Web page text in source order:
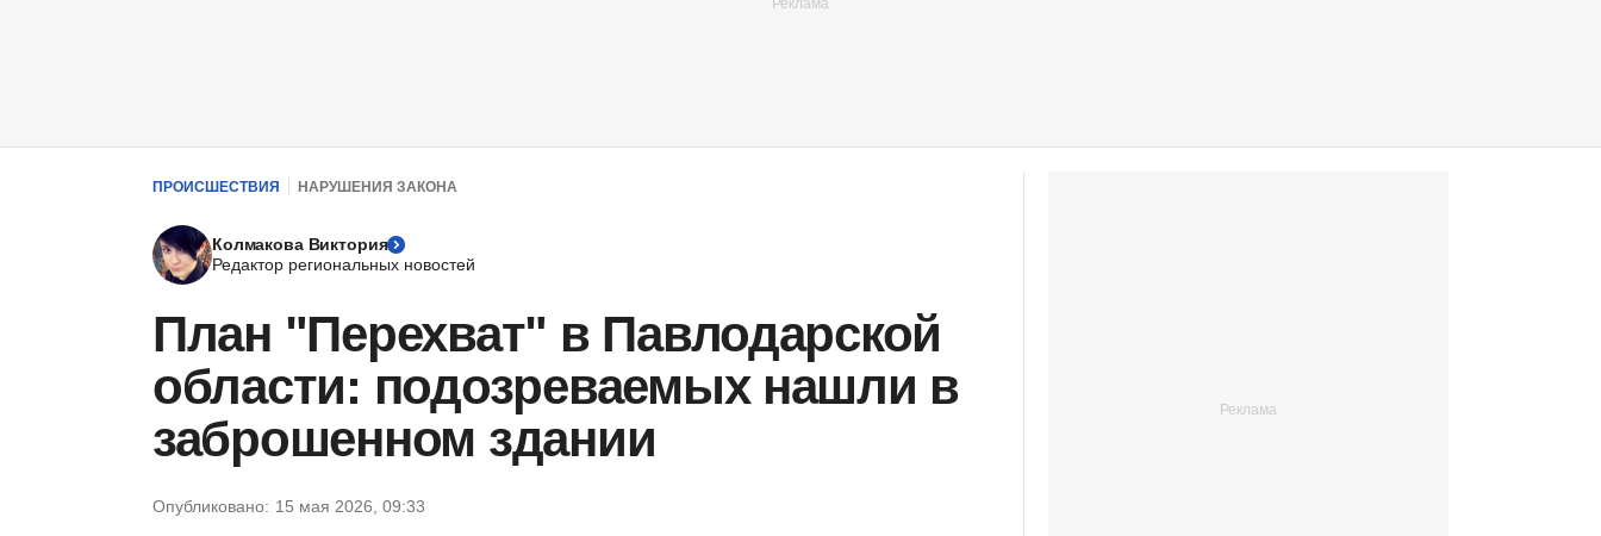
ПРОИСШЕСТВИЯ НАРУШЕНИЯ ЗАКОНА
Колмакова Виктория
Редактор региональных новостей
План "Перехват" в Павлодарской
области: подозреваемых нашли в
заброшенном здании
Опубликовано: 15 мая 2026, 09:33